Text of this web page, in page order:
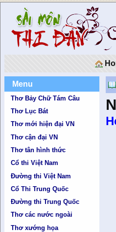
Menu
Thơ Bảy Chữ Tám Câu
Thơ Lục Bát
Thơ mới hiện đại VN
Thơ cận đại VN
Thơ tân hình thức
Cổ thi Việt Nam
Đường thi Việt Nam
Cổ Thi Trung Quốc
Đường thi Trung Quốc
Thơ các nước ngoài
Thơ xướng họa